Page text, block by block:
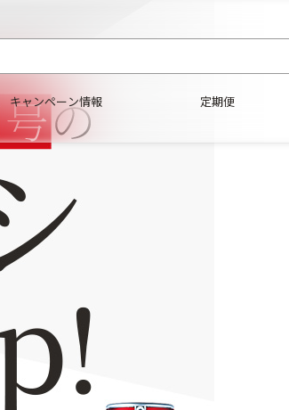
キャンペーン情報 定期便